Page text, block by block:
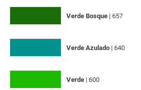
Verde Bosque| 657
Verde Azulado| 640
Verde| 600